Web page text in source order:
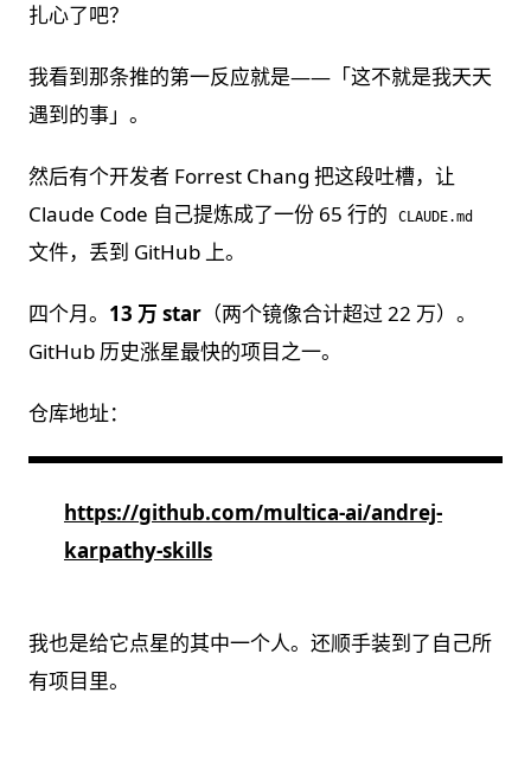
扎心了吧？
我看到那条推的第一反应就是——「这不就是我天天
遇到的事」。
然后有个开发者 Forrest Chang 把这段吐槽，让
Claude Code 自己提炼成了一份 65 行的
CLAUDE.md
文件，丢到 GitHub 上。
四个月。 13 万 star （两个镜像合计超过 22 万）。
GitHub 历史涨星最快的项目之一。
仓库地址：
https://github.com/multica-ai/andrej-
karpathy-skills
我也是给它点星的其中一个人。还顺手装到了自己所
有项目里。